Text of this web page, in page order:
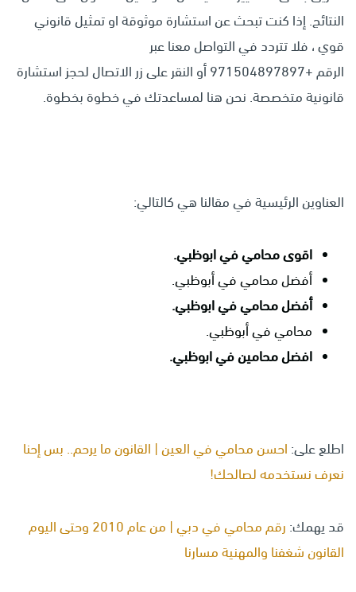
النتائج. إذا كنت تبحث عن استشارة موثوقة او تمثيل قانوني
قوي ، فلا تتردد في التواصل معنا عبر
الرقم +971504897897 أو النقر على زر الاتصال لحجز استشارة
قانونية متخصصة. نحن هنا لمساعدتك في خطوة بخطوة.
العناوين الرئيسية في مقالنا هي كالتالي:
اقوى محامي في ابوظبي.
أفضل محامي في أبوظبي.
أفضل محامي في ابوظبي.
محامي في أبوظبي.
افضل محامين في ابوظبي.
اطلع على: احسن محامي في العين | القانون ما يرحم.. بس إحنا
نعرف نستخدمه لصالحك!
قد يهمك:
رقم محامي في دبي | من عام 2010 وحتى اليوم
القانون شغفنا والمهنية مسارنا